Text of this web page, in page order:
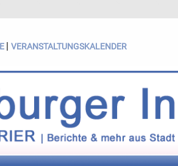
| VERANSTALTUNGSKALENDER